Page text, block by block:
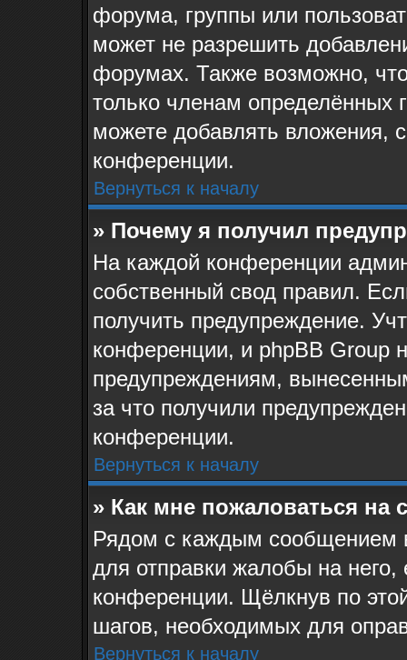
форума, группы или
может не разрешить
форумах. Также возможно,
только членам определённых
можете добавлять вложения,
конференции.
Вернуться к началу
» Почему я получил
На каждой конференции
собственный свод правил.
получить предупреждение.
конференции, и phpBB Group
предупреждениям,
за что получили
конференции.
Вернуться к началу
» Как мне пожаловаться на
Рядом с каждым сообщением
для отправки жалобы на
конференции. Щёлкнув по
шагов, необходимых для
Вернуться к началу